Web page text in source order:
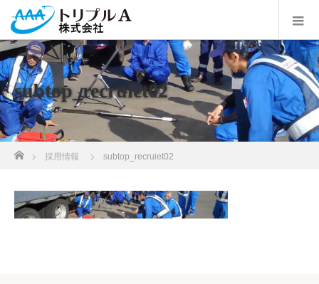
subtop_recruiet02
ホーム
採用情報 subtop_recruiet02